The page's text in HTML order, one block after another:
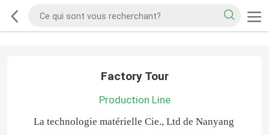
Factory Tour
Production Line
La technologie matérielle Cie., Ltd de Nanyang